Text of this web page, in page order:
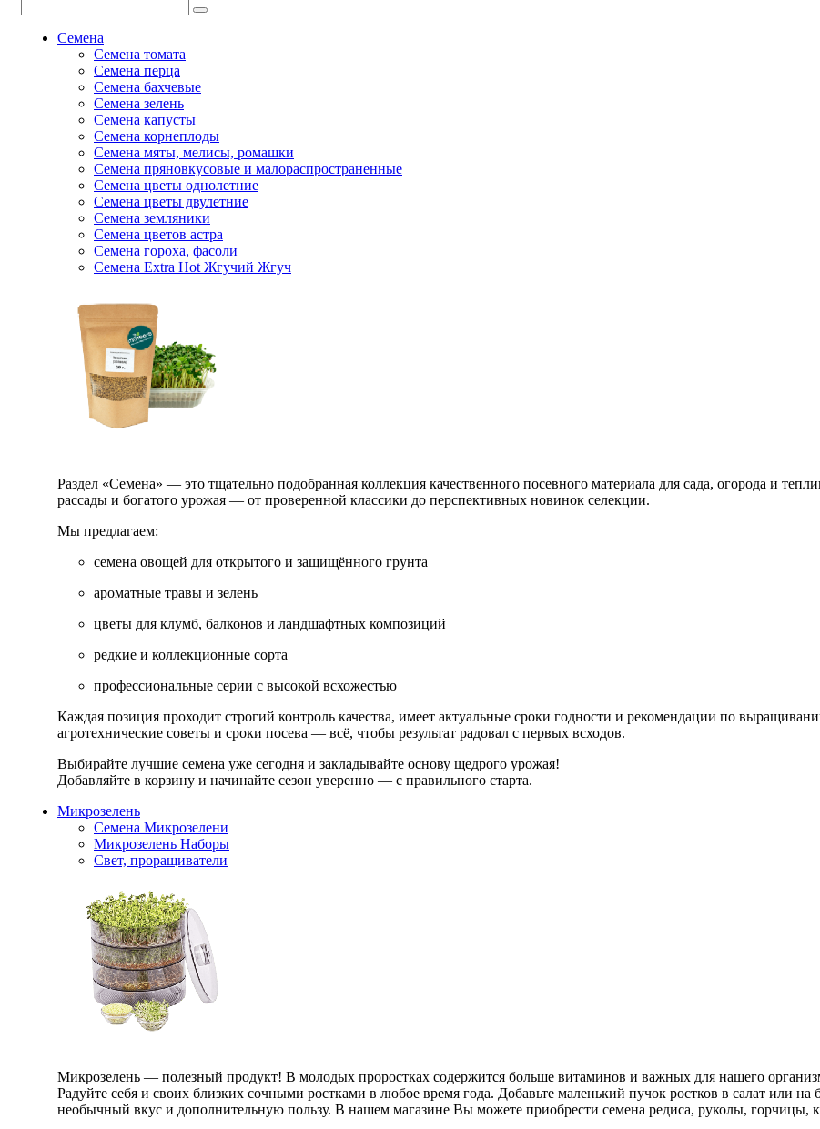
Семена
Семена томата
Семена перца
Семена бахчевые
Семена зелень
Семена капусты
Семена корнеплоды
Семена мяты, мелисы, ромашки
Семена пряновкусовые и малораспространенные
Семена цветы однолетние
Семена цветы двулетние
Семена земляники
Семена цветов астра
Семена гороха, фасоли
Семена Extra Hot Жгучий Жгуч
Раздел «Семена» — это тщательно подобранная коллекция качественного посевного материала для сада, огорода и
рассады и богатого урожая — от проверенной классики до перспективных новинок селекции.
Мы предлагаем:
семена овощей для открытого и защищённого грунта
ароматные травы и зелень
цветы для клумб, балконов и ландшафтных композиций
редкие и коллекционные сорта
профессиональные серии с высокой всхожестью
Каждая позиция проходит строгий контроль качества, имеет актуальные сроки годности и рекомендации по
агротехнические советы и сроки посева — всё, чтобы результат радовал с первых всходов.
Выбирайте лучшие семена уже сегодня и закладывайте основу щедрого урожая!
Добавляйте в корзину и начинайте сезон уверенно — с правильного старта.
Микрозелень
Семена Микрозелени
Микрозелень Наборы
Свет, проращиватели
Микрозелень — полезный продукт! В молодых проростках содержится больше витаминов и важных для нашего
Радуйте себя и своих близких сочными ростками в любое время года. Добавьте маленький пучок ростков в салат или
необычный вкус и дополнительную пользу. В нашем магазине Вы можете приобрести семена редиса, руколы, горчицы,